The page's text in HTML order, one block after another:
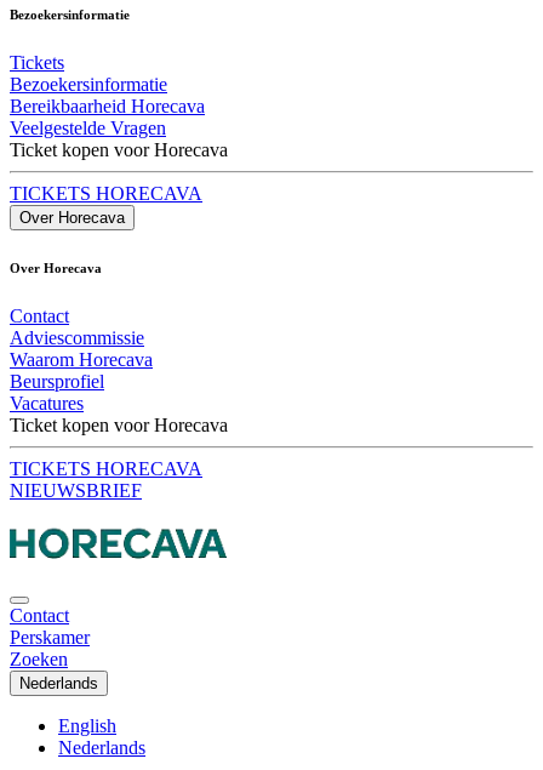
Bezoekersinformatie
Tickets
Bezoekersinformatie
Bereikbaarheid Horecava
Veelgestelde Vragen
Ticket kopen voor Horecava
TICKETS HORECAVA
Over Horecava
Over Horecava
Contact
Adviescommissie
Waarom Horecava
Beursprofiel
Vacatures
Ticket kopen voor Horecava
TICKETS HORECAVA
NIEUWSBRIEF
Contact
Perskamer
Zoeken
Nederlands
English
Nederlands